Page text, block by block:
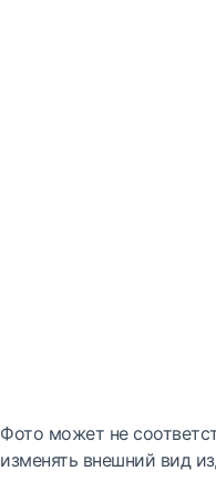
Фото может не
изменять внешний вид